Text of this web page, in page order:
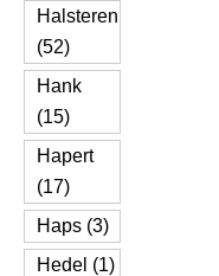
Halsteren
(52)
Hank
(15)
Hapert
(17)
Haps (3)
Hedel (1)